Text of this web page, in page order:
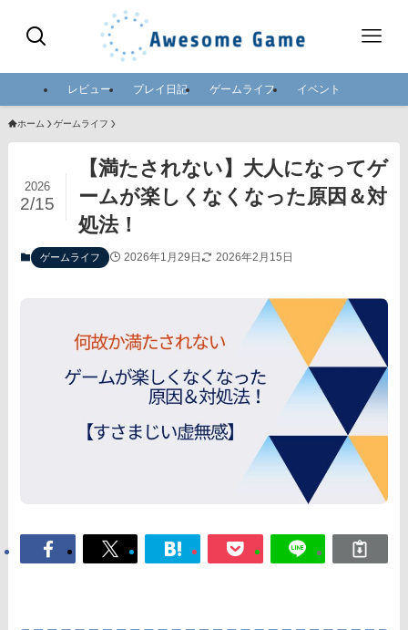
レビュー プレイ日記 ゲームライフ イベント
ホーム ゲームライフ
【満たされない】大人になってゲ
ームが楽しくなくなった原因＆対
処法！
2026
2/15
ゲームライフ 2026年1月29日 2026年2月15日